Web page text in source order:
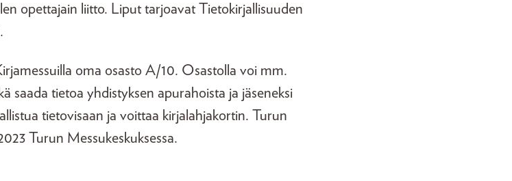
opettajain liitto. Liput tarjoavat Tietokirjallisuuden
oma osasto A/10. Osastolla voi mm.
saada tietoa yhdistyksen apurahoista ja jäseneksi
tietovisaan ja voittaa kirjalahjakortin. Turun
Turun Messukeskuksessa.